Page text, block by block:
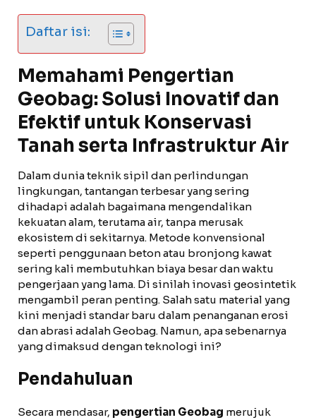
Daftar isi:
Memahami Pengertian
Geobag: Solusi Inovatif dan
Efektif untuk Konservasi
Tanah serta Infrastruktur Air
Dalam dunia teknik sipil dan perlindungan
lingkungan, tantangan terbesar yang sering
dihadapi adalah bagaimana mengendalikan
kekuatan alam, terutama air, tanpa merusak
ekosistem di sekitarnya. Metode konvensional
seperti penggunaan beton atau bronjong kawat
sering kali membutuhkan biaya besar dan waktu
pengerjaan yang lama. Di sinilah inovasi geosintetik
mengambil peran penting. Salah satu material yang
kini menjadi standar baru dalam penanganan erosi
dan abrasi adalah Geobag. Namun, apa sebenarnya
yang dimaksud dengan teknologi ini?
Pendahuluan
Secara mendasar, pengertian Geobag merujuk